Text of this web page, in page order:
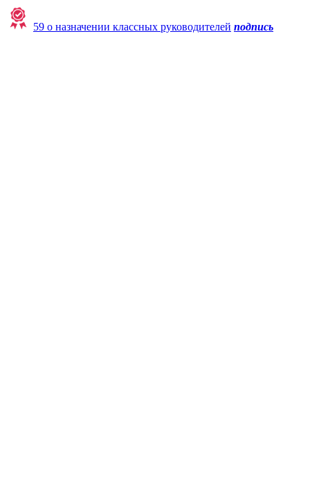
59 о назначении классных руководителей подпись